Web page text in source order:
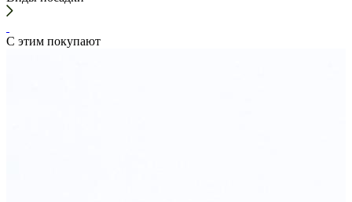
С этим покупают